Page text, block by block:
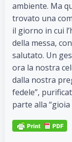
ambiente. Ma
trovato una
il giorno in cui
della messa,
salutato. Un
ora la nostra
dalla nostra
fedele”,
parte alla